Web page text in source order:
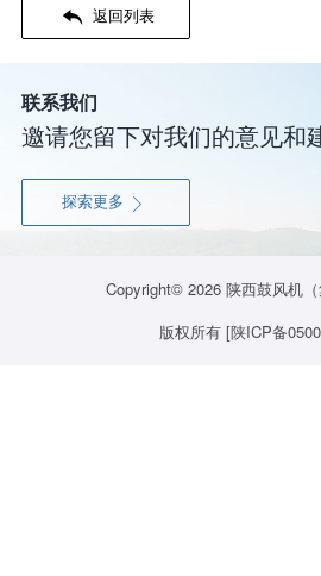
 返回列表
联系我们
邀请您留下对我们的意见和
探索更多 
Copyright© 2026 陕西鼓风机
版权所有 [陕ICP备